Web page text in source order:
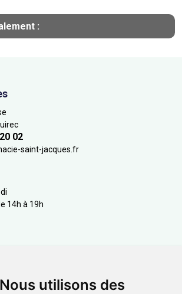
Nous utilisons des
:
02
saint-jacques.fr
14h à 19h
ligne agréée